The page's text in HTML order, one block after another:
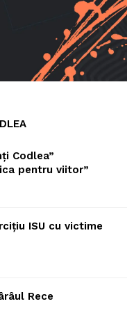
Codlea”
pentru viitor”
ISU cu victime
Rece